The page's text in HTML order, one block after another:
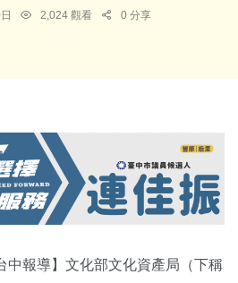
2,024 觀看 0 分享
中報導】文化部文化資產局（下稱